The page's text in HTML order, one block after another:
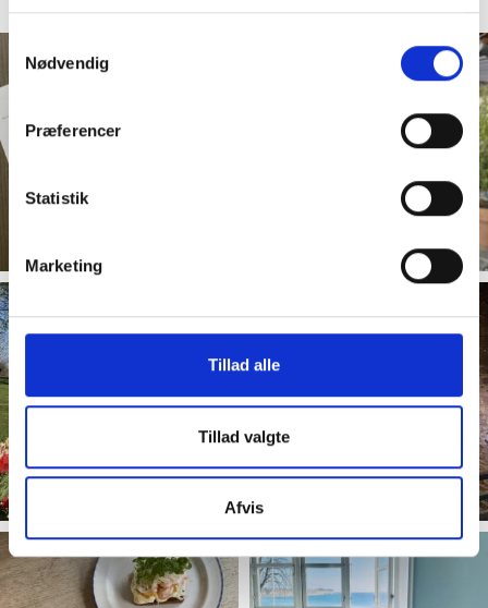
Nødvendig
Præferencer
Statistik
Marketing
Tillad alle
Tillad valgte
Afvis